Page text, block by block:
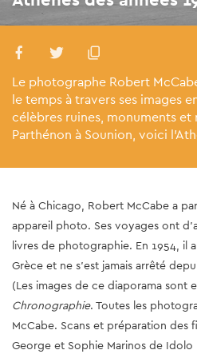
Le photographe Robert
le temps à travers ses images
célèbres ruines, monuments et
Parthénon à Sounion, voici
Né à Chicago, Robert McCabe a
appareil photo. Ses voyages ont
livres de photographie. En 1954, il
Grèce et ne s'est jamais arrêté
(Les images de ce diaporama sont
Chronographie. Toutes les
McCabe. Scans et préparation des
George et Sophie Marinos de Idolo